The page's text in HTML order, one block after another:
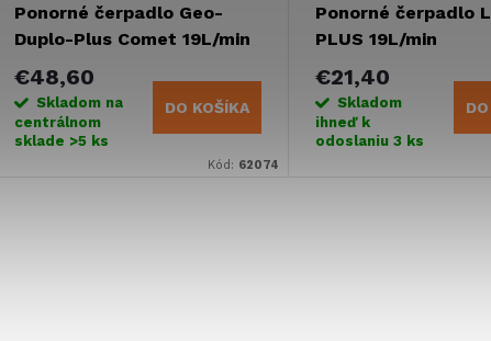
Ponorné čerpadlo Geo-
Duplo-Plus Comet 19L/min
€48,60
Skladom na
centrálnom
sklade >5 ks
DO KOŠÍKA
Kód: 62074
Ponorné čerpadlo
PLUS 19L/min
€21,40
Skladom
ihneď k
odoslaniu 3 ks